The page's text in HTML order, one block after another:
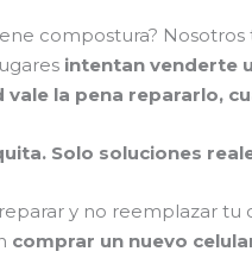
compostura?
intentan venderte
vale la pena repararlo,
Solo soluciones
y no reemplazar tu
comprar un nuevo